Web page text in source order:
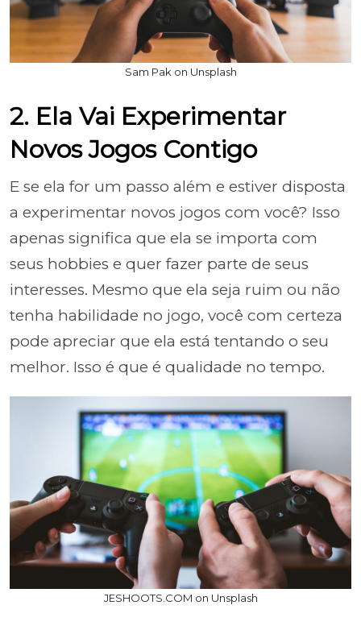
Sam Pak on Unsplash
2. Ela Vai Experimentar
Novos Jogos Contigo
E se ela for um passo além e estiver disposta
a experimentar novos jogos com você? Isso
apenas significa que ela se importa com
seus hobbies e quer fazer parte de seus
interesses. Mesmo que ela seja ruim ou não
tenha habilidade no jogo, você com certeza
pode apreciar que ela está tentando o seu
melhor. Isso é que é qualidade no tempo.
JESHOOTS.COM on Unsplash